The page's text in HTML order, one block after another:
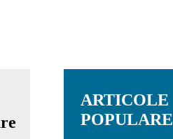
ARTICOLE
POPULARE